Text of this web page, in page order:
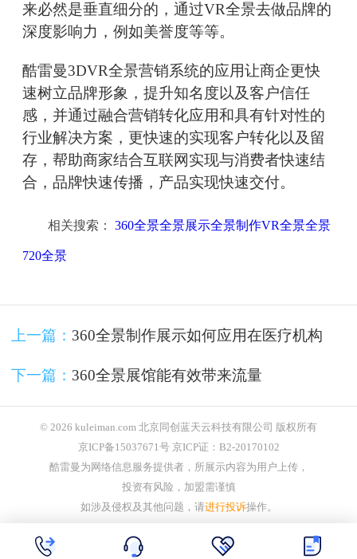
来必然是垂直细分的，通过VR全景去做品牌的
深度影响力，例如美誉度等等。
酷雷曼3DVR全景营销系统的应用让商企更快
速树立品牌形象，提升知名度以及客户信任
感，并通过融合营销转化应用和具有针对性的
行业解决方案，更快速的实现客户转化以及留
存，帮助商家结合互联网实现与消费者快速结
合，品牌快速传播，产品实现快速交付。
相关搜索： 360全景全景展示全景制作VR全景全景
720全景
上一篇： 360全景制作展示如何应用在医疗机构
下一篇： 360全景展馆能有效带来流量
© 2026 kuleiman.com 北京同创蓝天云科技有限公司 版权所有
京ICP备15037671号 京ICP证：B2-20170102
酷雷曼为网络信息服务提供者，所展示内容为用户上传，
投资有风险，加盟需谨慎
如涉及侵权及其他问题，请进行投诉操作。